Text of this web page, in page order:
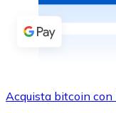
Acquista con
Bonifico SEPA
Acquista bitcoin